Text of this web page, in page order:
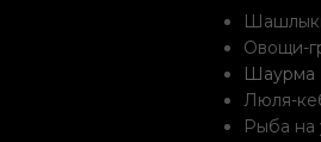
Овощи-
Шаурма
Люля-
Рыба на